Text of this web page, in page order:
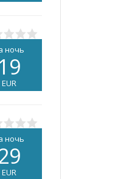
ночь
19
EUR
ночь
EUR